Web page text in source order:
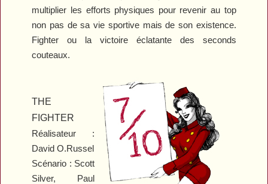
multiplier les efforts physiques pour revenir au top
non pas de sa vie sportive mais de son existence.
Fighter ou la victoire éclatante des seconds
couteaux.
THE
FIGHTER
Réalisateur :
David O.Russel
Scénario : Scott
Silver, Paul